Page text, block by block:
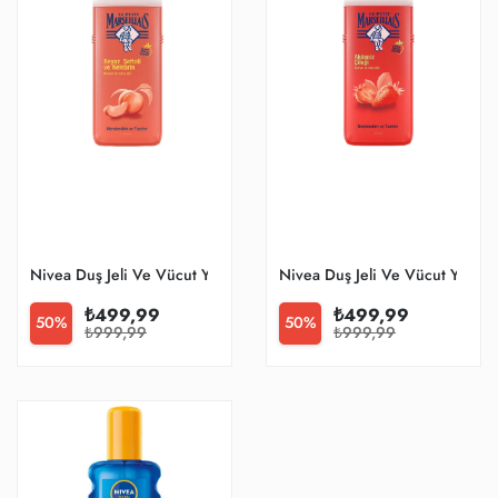
Nivea Duş Jeli Ve Vücut Yağ
50% ₺499,99
₺999,99
Nivea Duş Jeli Ve Vücut Yağ
50% ₺499,99
₺999,99